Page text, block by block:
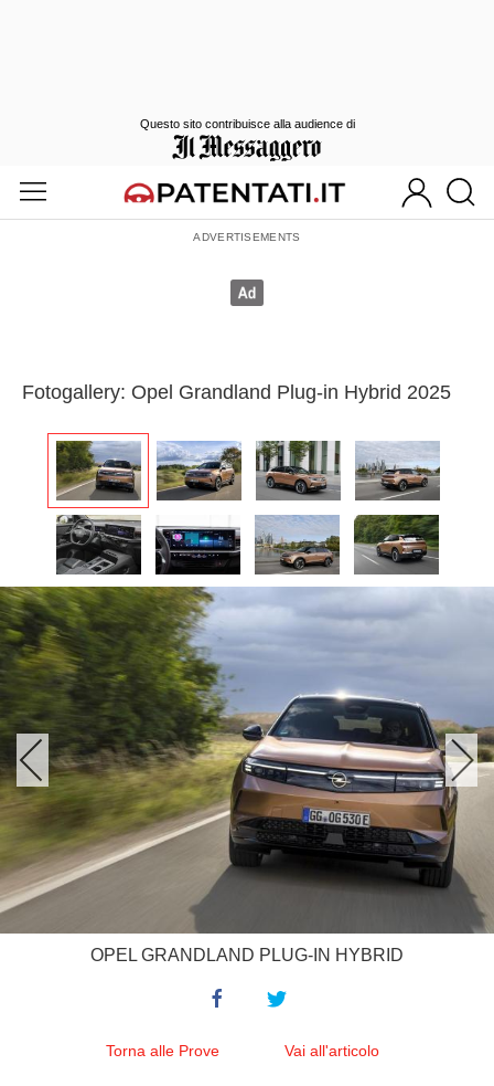
Fotogallery: Opel Grandland Plug-in Hybrid 2025
OPEL GRANDLAND PLUG-IN HYBRID
Torna alle Prove Vai all'articolo
Questo sito contribuisce alla audience di